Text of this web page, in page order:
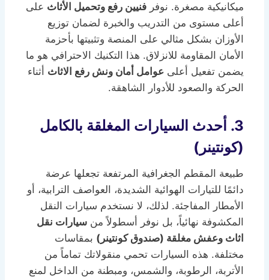
ميكانيكية مصغرة. نوفر فنيين رفع وتحميل الأثاث على
أعلى مستوى من التدريب والخبرة لضمان توزيع
الأوزان بشكل مثالي على المنصة وتثبيتها بأحزمة
الأمان المقاومة للانزلاق. هذا التكنيك الاحترافي هو ما
يضمن تفعيل أعلى عوامل أمان ونش رفع الاثاث أثناء
الحركة والصعود للأدوار الشاهقة.
3. أحدث السيارات المغلقة بالكامل
(كونتينر)
طبيعة المقطم الجغرافية المرتفعة تجعلها عرضة
دائمًا للتيارات الهوائية الشديدة، العواصف الترابية، أو
الأمطار المفاجئة. لذلك، لا نستخدم سيارات النقل
المكشوفة نهائياً، بل نوفر أسطولاً من سيارات نقل
اثاث وعفش مغلقة (صندوق كونتينر) بمقاسات
مختلفة. هذه السيارات تحمي منقولاتك تماماً من
الأتربة، الرطوبة، والشمس، ومبطنة من الداخل لمنع